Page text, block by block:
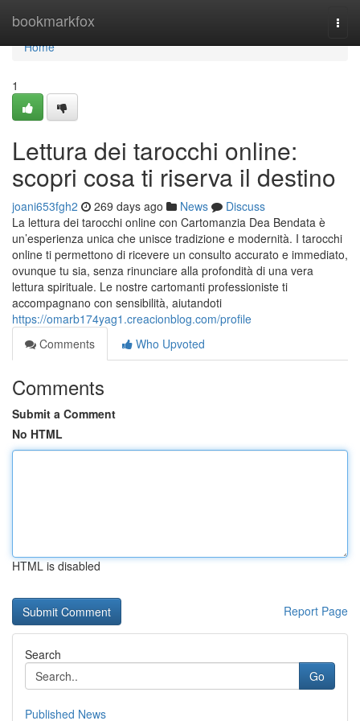
bookmarkfox
Home
Home
1
Lettura dei tarocchi online:
scopri cosa ti riserva il destino
joani653fgh2 269 days ago News
Discuss
La lettura dei tarocchi online con Cartomanzia Dea Bendata è
un’esperienza unica che unisce tradizione e modernità. I tarocchi
online ti permettono di ricevere un consulto accurato e immediato,
ovunque tu sia, senza rinunciare alla profondità di una vera
lettura spirituale. Le nostre cartomanti professioniste ti
accompagnano con sensibilità, aiutandoti
https://omarb174yag1.creacionblog.com/profile
Comments
Who Upvoted
Comments
Submit a Comment
No HTML
HTML is disabled
Report Page
Search
Go
Published News